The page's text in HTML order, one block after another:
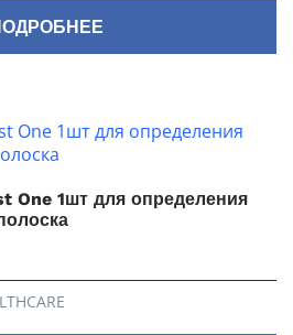
One 1шт для определения